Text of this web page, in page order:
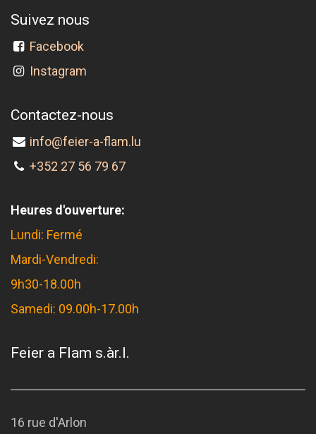
Suivez nous
Facebook
Instagram
Contactez-nous
info@feier-a-flam.lu
+352 27 56 79 67
Heures d'ouverture:
Lundi: Fermé
Mardi-Vendredi:
9h30-18.00h
Samedi: 09.00h-17.00h
Feier a Flam s.àr.l.
16 rue d'Arlon